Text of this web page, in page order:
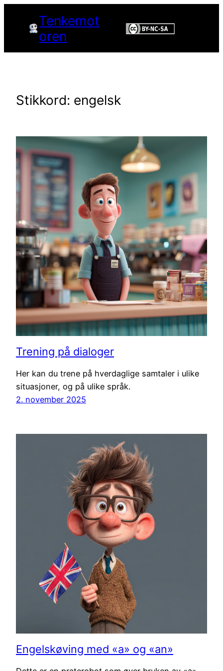
innhold
Tenkemot
oren
Stikkord: engelsk
Trening på dialoger
Her kan du trene på hverdaglige samtaler i ulike
situasjoner, og på ulike språk.
2. november 2025
Engelskøving med «a» og «an»